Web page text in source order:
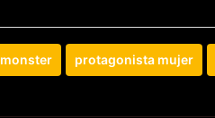
monster protagonista mujer